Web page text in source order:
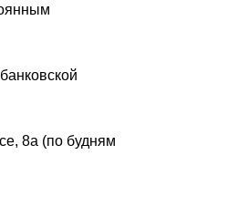
8а (по будням